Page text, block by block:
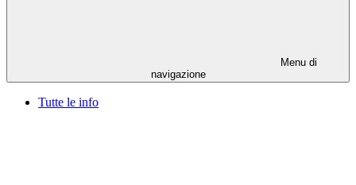
Menu di
navigazione
Tutte le info